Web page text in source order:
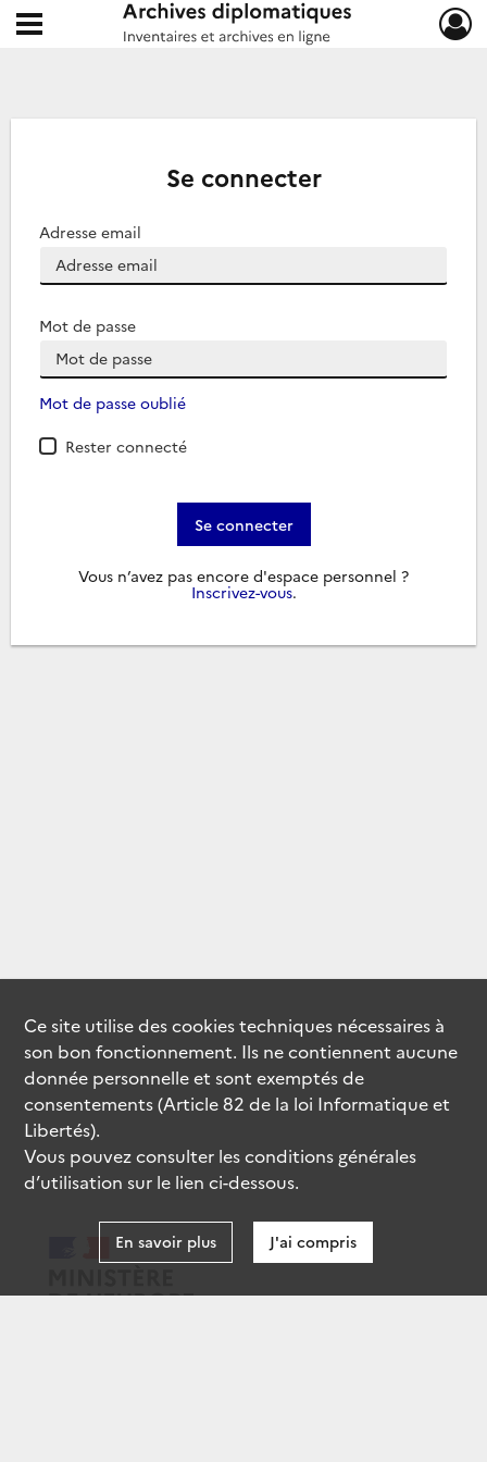
Archives diplomatiques
Ouvrir le menu déroulant
Se connecter
Adresse email
Mot de passe
Mot de passe oublié
Rester connecté
Se connecter
Vous n’avez pas encore d'espace personnel ?
Inscrivez-vous.
Ce site utilise descookiestechniques nécessaires à
son bon fonctionnement. Ils ne contiennent aucune
donnée personnelle et sont exemptés de
consentements (Article 82 de la loi Informatique et
Libertés).
Vous pouvez consulter les conditions générales
d’utilisation sur le lien ci-dessous.
En savoir plus J'ai compris